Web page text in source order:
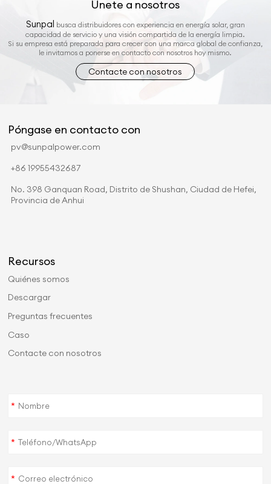
Únete a nosotros
Sunpal busca distribuidores con experiencia en energía solar, gran
capacidad de servicio y una visión compartida de la energía limpia.
Si su empresa está preparada para crecer con una marca global de confianza,
le invitamos a ponerse en contacto con nosotros hoy mismo.
Contacte con nosotros
Póngase en contacto con
pv@sunpalpower.com
+86 19955432687
No. 398 Ganquan Road, Distrito de Shushan, Ciudad de Hefei,
Provincia de Anhui
Recursos
Quiénes somos
Descargar
Preguntas frecuentes
Caso
Contacte con nosotros
*
*
*